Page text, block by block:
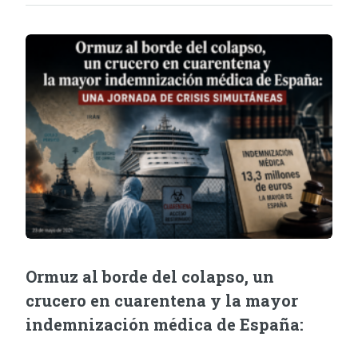
Ormuz al borde del colapso, un
crucero en cuarentena y la mayor
indemnización médica de España: